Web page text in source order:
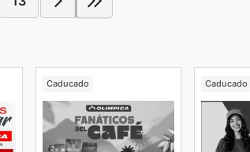
Caducado Caducado